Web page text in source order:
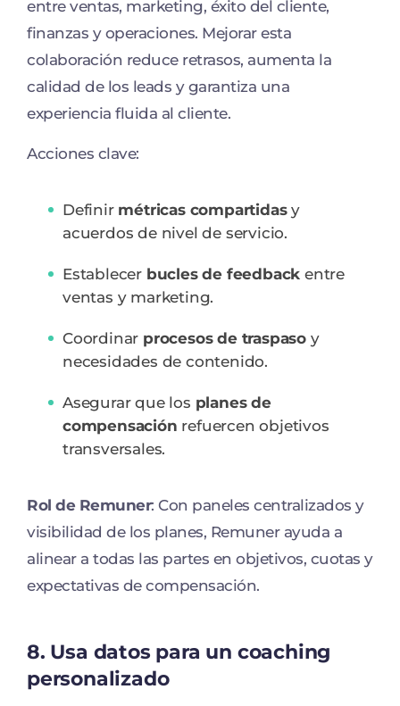
entre ventas, marketing, éxito del cliente,
finanzas y operaciones. Mejorar esta
colaboración reduce retrasos, aumenta la
calidad de los leads y garantiza una
experiencia fluida al cliente.
Acciones clave:
Definir métricas compartidasy
acuerdos de nivel de servicio.
Establecer bucles de feedback entre
ventas y marketing.
Coordinar procesos de traspaso y
necesidades de contenido.
Asegurar que los planes de
compensación refuercen objetivos
transversales.
Rol de Remuner: Con paneles centralizados y
visibilidad de los planes, Remuner ayuda a
alinear a todas las partes en objetivos, cuotas y
expectativas de compensación.
8. Usa datos para un coaching
personalizado